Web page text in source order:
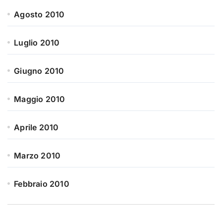
Agosto 2010
Luglio 2010
Giugno 2010
Maggio 2010
Aprile 2010
Marzo 2010
Febbraio 2010